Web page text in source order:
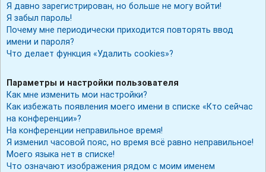
Я давно зарегистрирован, но больше не могу войти!
Я забыл пароль!
Почему мне периодически приходится повторять ввод
имени и пароля?
Что делает функция «Удалить cookies»?
Параметры и настройки пользователя
Как мне изменить мои настройки?
Как избежать появления моего имени в списке «Кто сейчас
на конференции»?
На конференции неправильное время!
Я изменил часовой пояс, но время всё равно неправильное!
Моего языка нет в списке!
Что означают изображения рядом с моим именем